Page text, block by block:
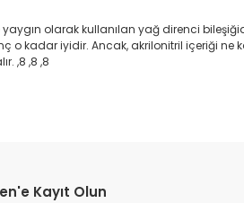
olarak kullanılan yağ direnci
o kadar iyidir. Ancak, akrilonitril içeriği ne
,8 ,8 ,8
Kayıt Olun